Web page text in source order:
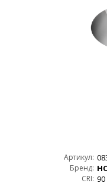
Артикул:
Бренд:
CRI: 90